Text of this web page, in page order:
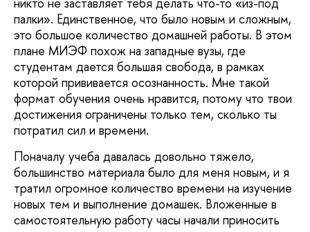
палки». Единственное, что было новым и сложным,
это большое количество домашней работы. В этом
плане МИЭФ похож на западные вузы, где
студентам дается большая свобода, в рамках
которой прививается осознанность. Мне такой
формат обучения очень нравится, потому что твои
достижения ограничены только тем, сколько ты
потратил сил и времени.
Поначалу учеба давалась довольно тяжело,
большинство материала было для меня новым, и я
тратил огромное количество времени на изучение
новых тем и выполнение домашек. Вложенные в
самостоятельную работу часы начали приносить